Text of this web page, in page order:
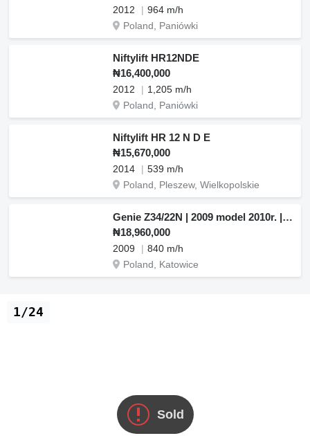
2012
964 m/h
Poland, Paniówki
Niftylift HR12NDE
₦16,400,000
2012
1,205 m/h
Poland, Paniówki
Niftylift HR 12 N D E
₦15,670,000
2014
539 m/h
Poland, Pleszew, Wielkopolskie
Genie Z34/22N | 2009 model 2010r. | Używany | 756
₦18,960,000
2009
840 m/h
Poland, Katowice
Sold
1/24